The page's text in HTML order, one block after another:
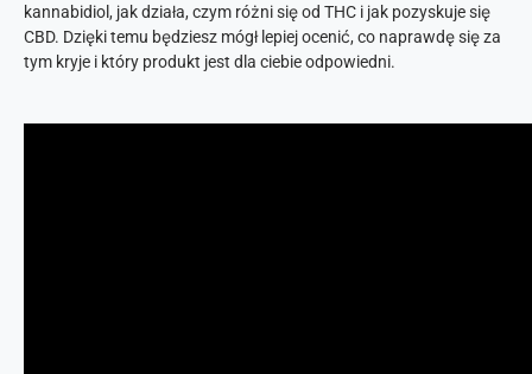
kannabidiol, jak działa, czym różni się od THC i jak pozyskuje się
CBD. Dzięki temu będziesz mógł lepiej ocenić, co naprawdę się za
tym kryje i który produkt jest dla ciebie odpowiedni.